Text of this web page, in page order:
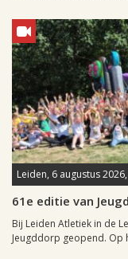
Leiden, 6 augustus
61e editie van
Bij Leiden Atletiek in de
Jeugddorp geopend. Op